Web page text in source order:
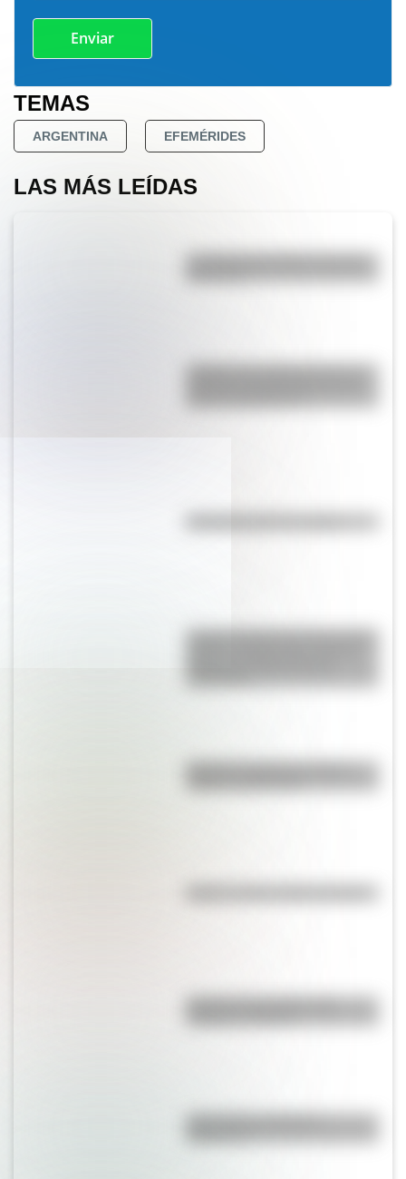
TEMAS
ARGENTINA EFEMÉRIDES
LAS MÁS LEÍDAS
La vida de San Martín contada
¿Sabías que Argentina tuvo la
La gran hazaña del Cruce de los
Bandera de Bolivia: historia,
Bandera de Ecuador para